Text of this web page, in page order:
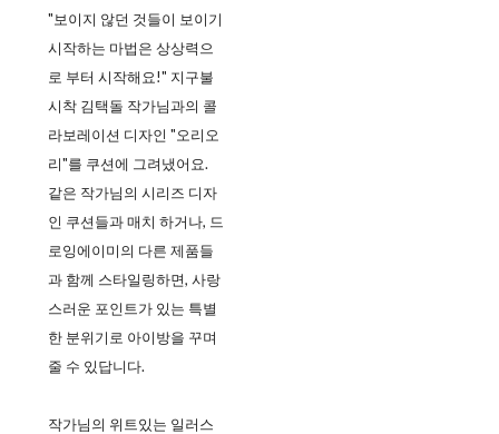
"보이지 않던 것들이 보이기
시작하는 마법은 상상력으
로 부터 시작해요!" 지구불
시착 김택돌 작가님과의 콜
라보레이션 디자인 "오리오
리"를 쿠션에 그려냈어요.
같은 작가님의 시리즈 디자
인 쿠션들과 매치 하거나, 드
로잉에이미의 다른 제품들
과 함께 스타일링하면, 사랑
스러운 포인트가 있는 특별
한 분위기로 아이방을 꾸며
줄 수 있답니다.
작가님의 위트있는 일러스